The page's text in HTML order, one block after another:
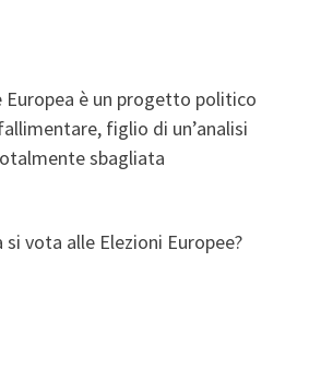
Europea è un progetto politico
figlio di un’analisi
sbagliata
si vota alle Elezioni Europee?